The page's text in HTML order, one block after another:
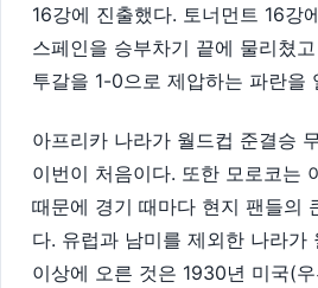
16강에 진출했다. 토너먼트 16강
스페인을 승부차기 끝에 물리쳤
투갈을 1-0으로 제압하는 파란을
아프리카 나라가 월드컵 준결승
이번이 처음이다. 또한 모로코는
때문에 경기 때마다 현지 팬들의
다. 유럽과 남미를 제외한 나라가
이상에 오른 것은 1930년 미국(